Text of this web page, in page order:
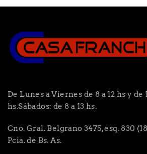
De Lunes a Viernes de 8 a 12 hs y de
hs.Sábados: de 8 a 13 hs.
Cno. Gral. Belgrano 3475, esq. 830
Pcia. de Bs. As.